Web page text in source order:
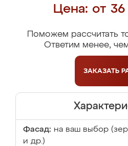
Цена: от
Поможем рассчитать
Ответим менее,
ЗАКАЗАТЬ
Фасад: на ваш выбор
и др.)